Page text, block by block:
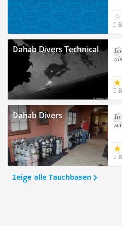
0
Dahab Divers Technical
5
Dahab Divers
5
Zeige alle Tauchbasen